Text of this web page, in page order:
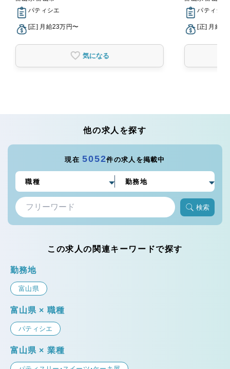
パティシエ
[正] 月給23万円〜
気になる
パティシエ
[正] 月給23
他の求人を探す
現在5052件の求人を掲載中
検索
この求人の関連キーワードで探す
勤務地
富山県
富山県 × 職種
パティシエ
富山県 × 業種